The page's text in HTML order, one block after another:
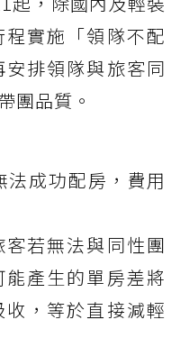
程實施「領隊不配
排領隊與旅客同
團品質。
成功配房，費用
若無法與同性團
產生的單房差將
，等於直接減輕